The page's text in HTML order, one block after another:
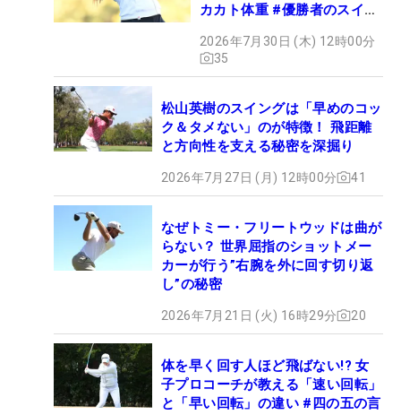
カカト体重 #優勝者のスイン
2026年7月30日 (木) 12時00分
35
松山英樹のスイングは「早めのコッ
ク＆タメない」のが特徴！ 飛距離
と方向性を支える秘密を深掘り
2026年7月27日 (月) 12時00分 41
なぜトミー・フリートウッドは曲が
らない？ 世界屈指のショットメー
カーが行う”右腕を外に回す切り返
し”の秘密
2026年7月21日 (火) 16時29分 20
体を早く回す人ほど飛ばない!? 女
子プロコーチが教える「速い回転」
と「早い回転」の違い #四の五の言